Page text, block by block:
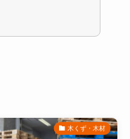
木くず・木材